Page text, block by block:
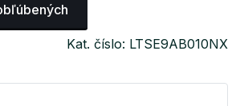
Kat. číslo: LTSE9AB010NX